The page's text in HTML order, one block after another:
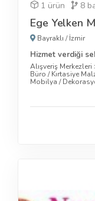
1 ürün 8
Ege Yelken
Bayraklı /İzmir
Hizmet verdiği
Alışveriş Merkezleri
Büro / Kırtasiye
Mobilya /